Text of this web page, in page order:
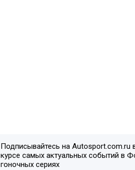
Подписывайтесь на Autosport.com.ru
курсе самых актуальных событий в
гоночных сериях